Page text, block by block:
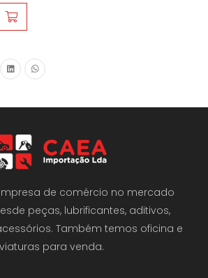
de comércio no mercado
peças, lubrificantes, aditivos,
Também temos oficina e
viaturas para venda.